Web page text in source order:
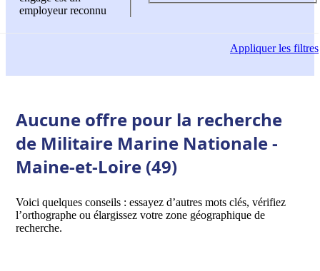
employeur reconnu
Appliquerles filtres
Aucune offre pour la recherche
de Militaire Marine Nationale -
Maine-et-Loire (49)
Voici quelques conseils : essayez d’autres mots clés, vérifiez
l’orthographe ou élargissez votre zone géographique de
recherche.